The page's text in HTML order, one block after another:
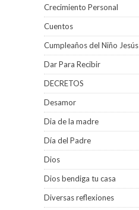
Crecimiento Personal
Cuentos
Cumpleaños del Niño Jesús
Dar Para Recibir
DECRETOS
Desamor
Dia de la madre
Día del Padre
Dios
Dios bendiga tu casa
Diversas reflexiones